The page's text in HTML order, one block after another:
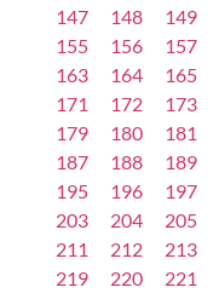
147
148 149
155
156 157
163
164 165
171
172 173
179
180 181
187
188 189
195
196 197
203
204 205
211
212 213
219
220 221